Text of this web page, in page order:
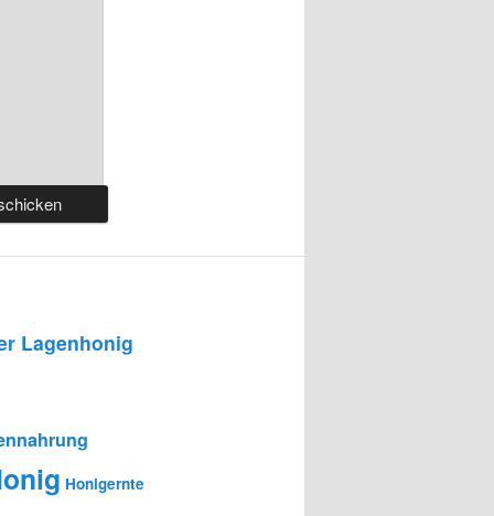
Lagenhonig
Honigernte